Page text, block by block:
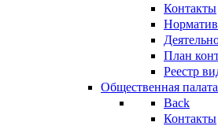
Контакты
План
Реестр
Общественная палата
Back
Контакты